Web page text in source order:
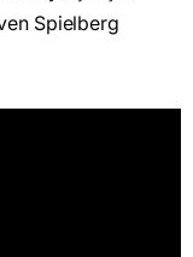
Spielberg